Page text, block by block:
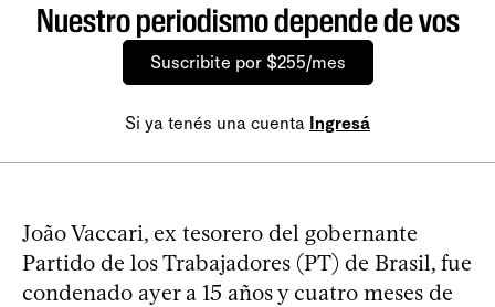
Nuestro periodismo depende de vos
Suscribite por $255/mes
Si ya tenés una cuenta Ingresá
João Vaccari, ex tesorero del gobernante
Partido de los Trabajadores (PT) de Brasil, fue
condenado ayer a 15 años y cuatro meses de